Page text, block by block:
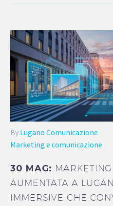
By Lugano Comunicazione
Marketing e comunicazione
30 MAG:
AUMENTATA A
IMMERSIVE CHE